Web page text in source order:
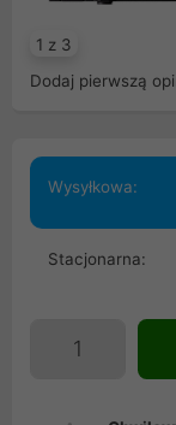
1 z 3
Dodaj pierwszą
Wysyłkowa:
Stacjonarna: